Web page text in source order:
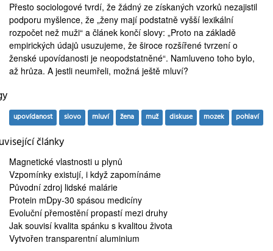
Přesto sociologové tvrdí, že žádný ze získaných vzorků nezajistil
podporu myšlence, že „ženy mají podstatně vyšší lexikální
rozpočet než muži“ a článek končí slovy: „Proto na základě
empirických údajů usuzujeme, že široce rozšířené tvrzení o
ženské upovídanosti je neopodstatněné“. Namluveno toho bylo,
až hrůza. A jestli neumřeli, možná ještě mluví?
upovídanost slovo mluví žena muž diskuse mozek pohlaví
články
Magnetické vlastnosti u plynů
Vzpomínky existují, i když zapomínáme
Původní zdroj lidské malárie
Protein mDpy-30 spásou medicíny
Evoluční přemostění propastí mezi druhy
Jak souvisí kvalita spánku s kvalitou života
Vytvořen transparentní aluminium